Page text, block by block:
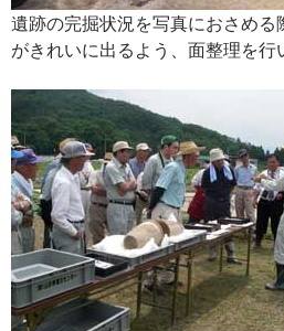
遺跡の完掘状況を写真におさめ
がきれいに出るよう、面整理を行